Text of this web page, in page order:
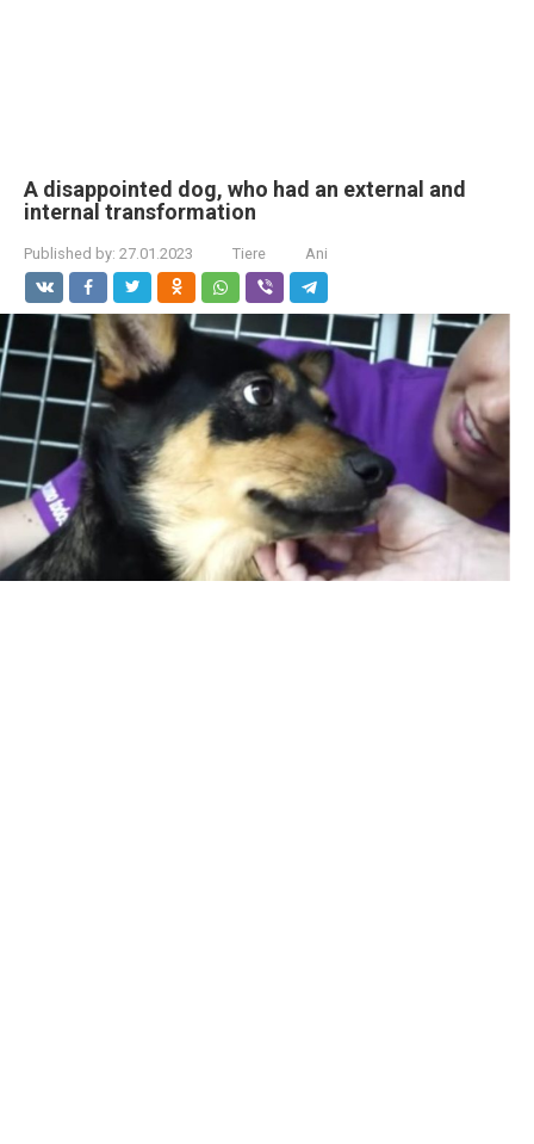
A disappointed dog, who had an external and
internal transformation
Published by: 27.01.2023 Tiere Ani